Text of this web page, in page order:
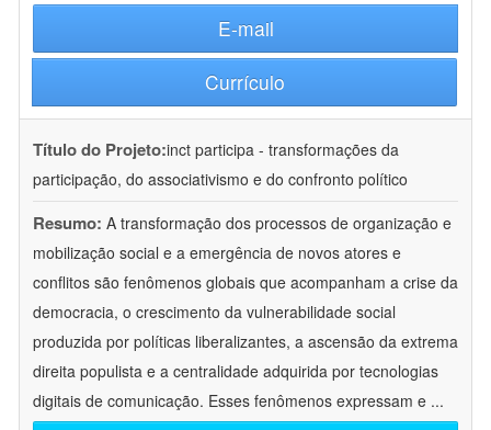
E-mail
Currículo
Título do Projeto:inct participa - transformações da
participação, do associativismo e do confronto político
Resumo: A transformação dos processos de organização e
mobilização social e a emergência de novos atores e
conflitos são fenômenos globais que acompanham a crise da
democracia, o crescimento da vulnerabilidade social
produzida por políticas liberalizantes, a ascensão da extrema
direita populista e a centralidade adquirida por tecnologias
digitais de comunicação. Esses fenômenos expressam e ...